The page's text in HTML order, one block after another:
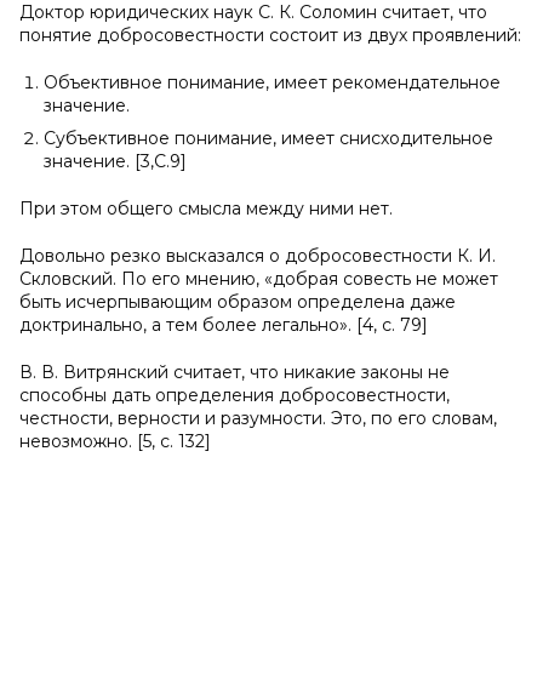
Доктор юридических наук С. К. Соломин считает, что
понятие добросовестности состоит из двух проявлений:
Объективное понимание, имеет рекомендательное
значение.
Субъективное понимание, имеет снисходительное
значение. [3,C.9]
При этом общего смысла между ними нет.
Довольно резко высказался о добросовестности К. И.
Скловский. По его мнению, «добрая совесть не может
быть исчерпывающим образом определена даже
доктринально, а тем более легально». [4, c. 79]
В. В. Витрянский считает, что никакие законы не
способны дать определения добросовестности,
честности, верности и разумности. Это, по его словам,
невозможно. [5, c. 132]